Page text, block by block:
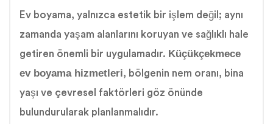
Ev boyama, yalnızca estetik bir işlem değil; aynı
zamanda yaşam alanlarını koruyan ve sağlıklı hale
getiren önemli bir uygulamadır. Küçükçekmece
ev boyama hizmetleri, bölgenin nem oranı, bina
yaşı ve çevresel faktörleri göz önünde
bulundurularak planlanmalıdır.